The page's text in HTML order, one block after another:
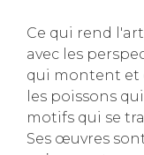
Ce qui rend
avec les
qui montent et
les poissons
motifs qui se
Ses œuvres